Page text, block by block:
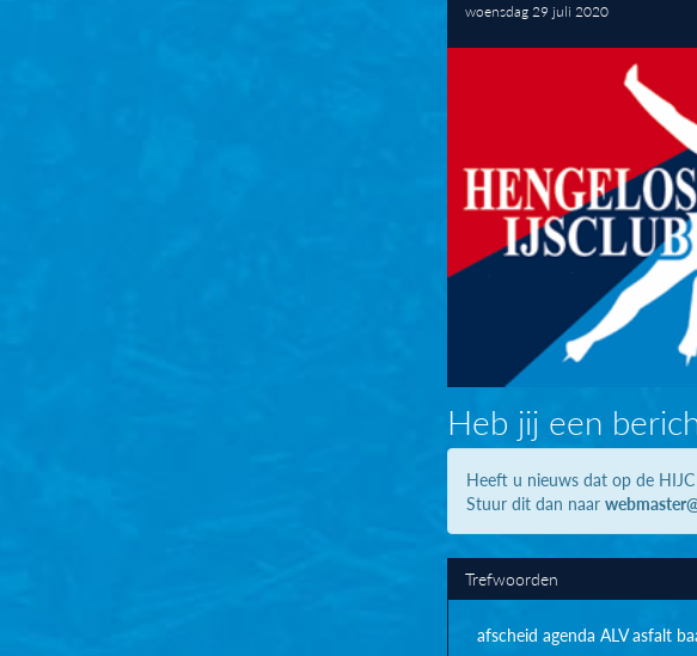
woensdag 29 juli 2020
Heb jij een
Heeft u nieuws dat op de
Stuur dit dan naar
Trefwoorden
afscheid agenda ALV asfalt